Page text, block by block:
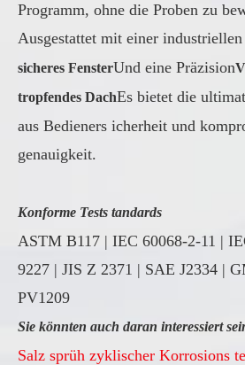
Programm, ohne die Proben zu
Ausgestattet mit einer
sicheres FensterUnd eine Präzision
tropfendes DachEs bietet die
aus Bedieners icherheit und
genauigkeit.
Konforme Tests tandards
ASTM B117 | IEC 60068-2-11 |
9227 | JIS Z 2371 | SAE J2334 |
PV1209
Sie könnten auch daran interessiert
Salz sprüh zyklischer Korrosions